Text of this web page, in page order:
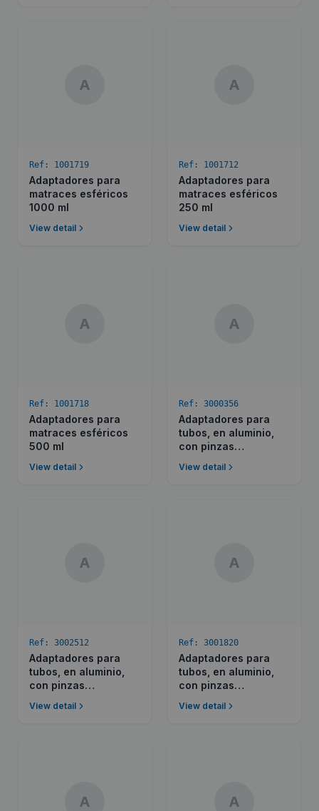
A
Ref: 1001719
Adaptadores para
matraces esféricos
1000 ml
View detail
A
Ref: 1001712
Adaptadores para
matraces esféricos
250 ml
View detail
A
Ref: 1001718
Adaptadores para
matraces esféricos
500 ml
View detail
A
Ref: 3000356
Adaptadores para
tubos, en aluminio,
con pinzas
para diferentes Ø de
View detail
A
Ref: 3002512
Adaptadores para
tubos, en aluminio,
con pinzas
para diferentes Ø de
View detail
A
Ref: 3001820
Adaptadores para
tubos, en aluminio,
con pinzas
para diferentes Ø de
View detail
A A